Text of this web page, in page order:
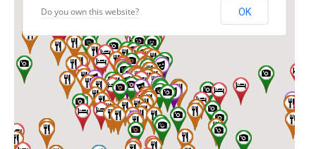
Do you own this website? OK